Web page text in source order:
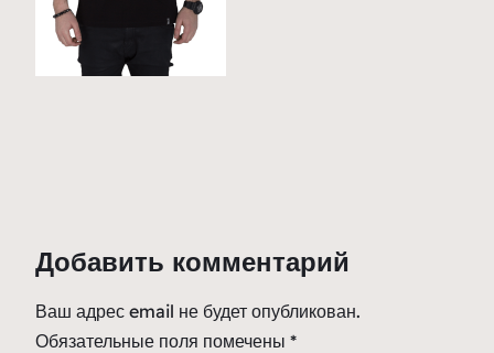
Добавить комментарий
Ваш адрес email не будет опубликован.
Обязательные поля помечены *